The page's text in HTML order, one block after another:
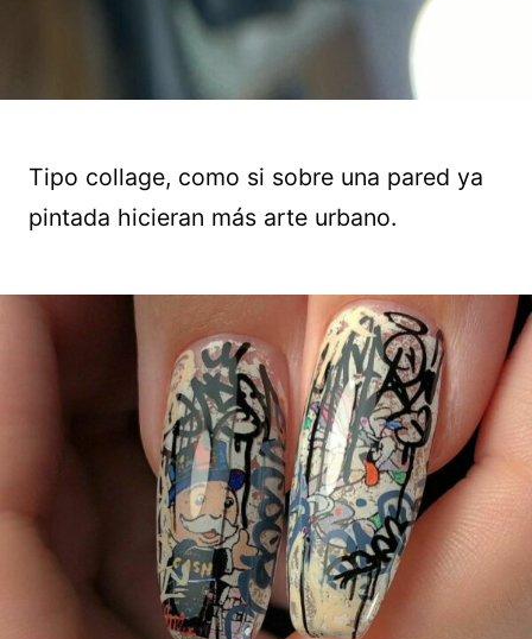
Tipo collage, como si sobre una pared ya
pintada hicieran más arte urbano.